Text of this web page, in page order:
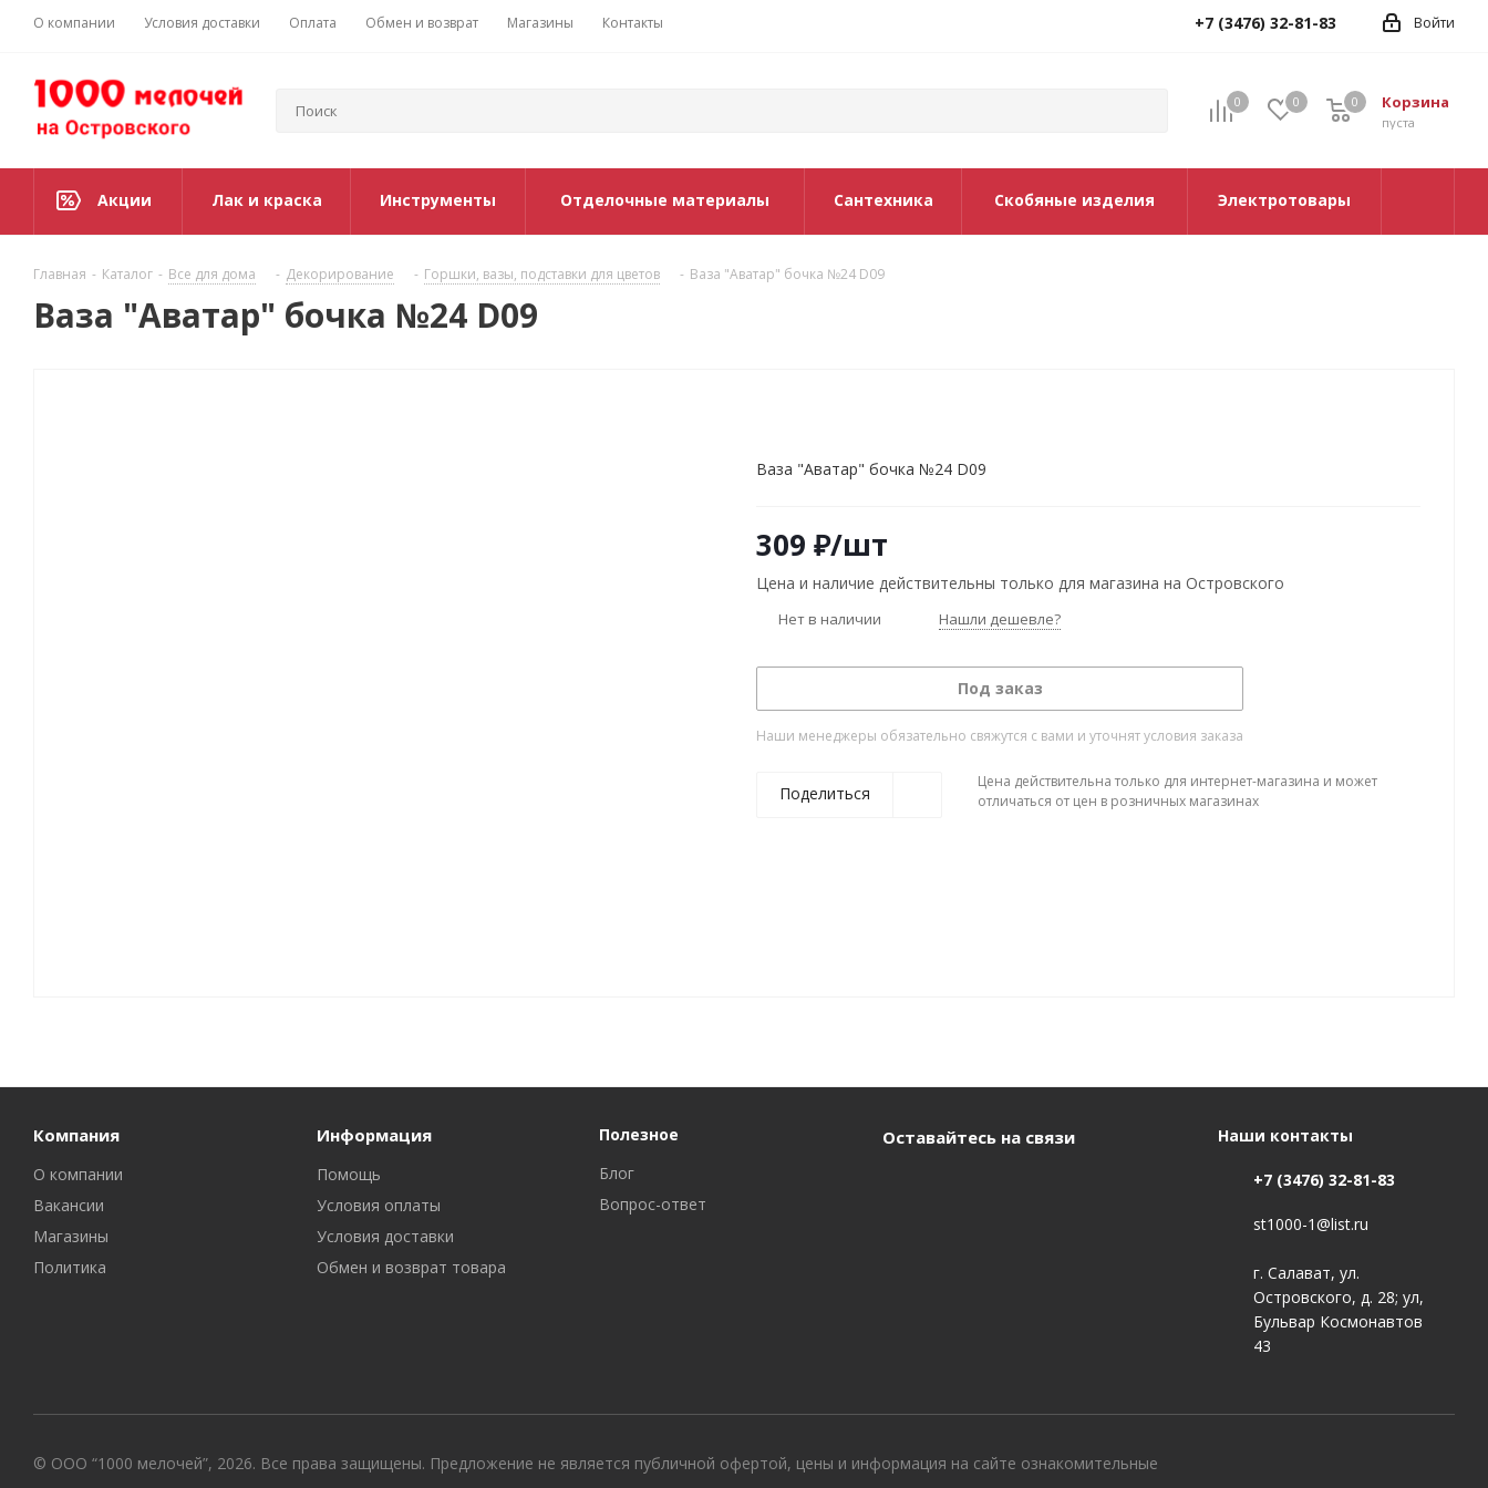
О компании Условия доставки Оплата Обмен и возврат Магазины Контакты Войти
+7 (3476) 32-81-83
0 0 Корзина
0
пуста
0
Акции Лак и краска Инструменты Отделочные материалы Сантехника Скобяные изделия Электротовары
Главная - Каталог - Все для дома - Декорирование - Горшки, вазы, подставки для цветов - Ваза "Аватар" бочка №24 D09
Ваза "Аватар" бочка №24 D09
Ваза "Аватар" бочка №24 D09
309 ₽/шт
Цена и наличие действительны только для магазина на Островского
Нет в наличии Нашли дешевле?
Под заказ
Наши менеджеры обязательно свяжутся с вами и уточнят условия заказа
Поделиться
Цена действительна только для интернет-магазина и может
отличаться от цен в розничных магазинах
Компания
О компании
Вакансии
Магазины
Политика
Информация
Помощь
Условия оплаты
Условия доставки
Обмен и возврат товара
Полезное
Блог
Вопрос-ответ
Оставайтесь на связи Наши контакты
+7 (3476) 32-81-83
st1000-1@list.ru
г. Салават, ул.
Островского, д. 28; ул,
Бульвар Космонавтов
43
© ООО “1000 мелочей”, 2026. Все права защищены. Предложение не является публичной офертой, цены и информация на сайте ознакомительные